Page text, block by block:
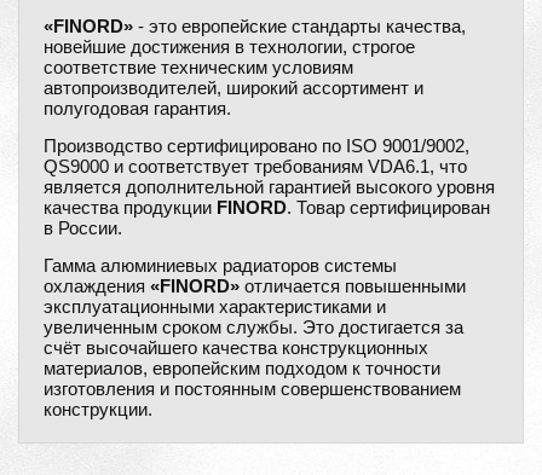
«FINORD» - это европейские стандарты качества,
новейшие достижения в технологии, строгое
соответствие техническим условиям
автопроизводителей, широкий ассортимент и
полугодовая гарантия.
Производство сертифицировано по ISO 9001/9002,
QS9000 и соответствует требованиям VDA6.1, что
является дополнительной гарантией высокого уровня
качества продукции FINORD. Товар сертифицирован
в России.
Гамма алюминиевых радиаторов системы
охлаждения «FINORD» отличается повышенными
эксплуатационными характеристиками и
увеличенным сроком службы. Это достигается за
счёт высочайшего качества конструкционных
материалов, европейским подходом к точности
изготовления и постоянным совершенствованием
конструкции.